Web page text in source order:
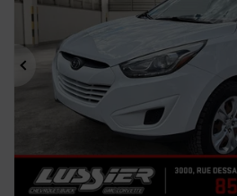
Précédent